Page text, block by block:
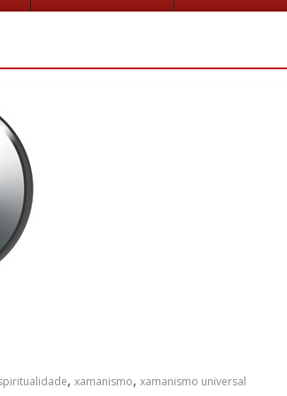
, xamanismo, xamanismo universal